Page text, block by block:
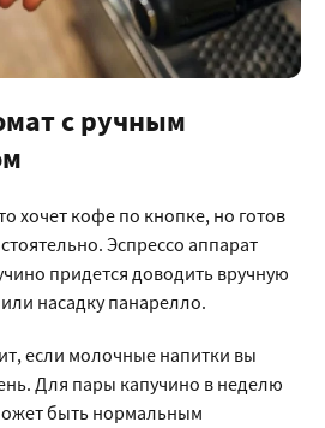
с ручным
хочет кофе по кнопке, но готов
Эспрессо аппарат
придется доводить вручную
насадку панарелло.
если молочные напитки вы
Для пары капучино в неделю
быть нормальным